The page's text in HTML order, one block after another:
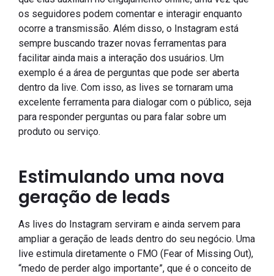
os seguidores podem comentar e interagir enquanto
ocorre a transmissão. Além disso, o Instagram está
sempre buscando trazer novas ferramentas para
facilitar ainda mais a interação dos usuários. Um
exemplo é a área de perguntas que pode ser aberta
dentro da live. Com isso, as lives se tornaram uma
excelente ferramenta para dialogar com o público, seja
para responder perguntas ou para falar sobre um
produto ou serviço.
Estimulando uma nova
geração de leads
As lives do Instagram serviram e ainda servem para
ampliar a geração de leads dentro do seu negócio. Uma
live estimula diretamente o FMO (Fear of Missing Out),
“medo de perder algo importante”, que é o conceito de